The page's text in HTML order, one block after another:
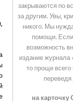
закрываются по
за другим. Увы,
никого. Мы
помощи. Если
возможность
издание журнала
то проще всего
переведя
на карточку